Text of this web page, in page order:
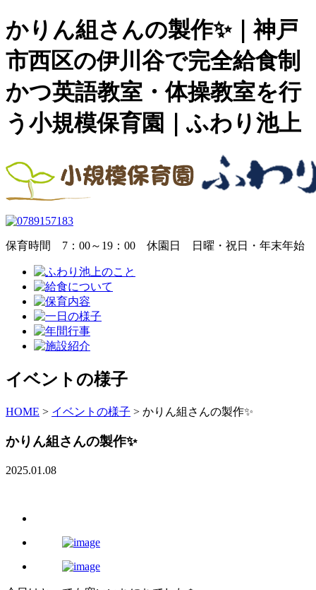
かりん組さんの製作✨｜神戸
市西区の伊川谷で完全給食制
かつ英語教室・体操教室を行
う小規模保育園｜ふわり池上
保育時間 7：00～19：00 休園日 日曜・祝日・年末年始
イベントの様子
HOME > イベントの様子 > かりん組さんの製作✨
かりん組さんの製作✨
2025.01.08